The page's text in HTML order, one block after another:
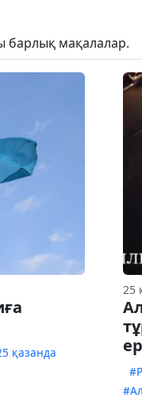
барлық мақалалар.
қазанда
25